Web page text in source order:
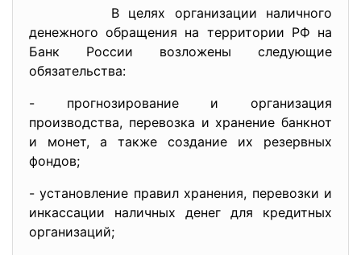
В целях организации наличного
денежного обращения на территории РФ на
Банк России возложены следующие
обязательства:
- прогнозирование и организация
производства, перевозка и хранение банкнот
и монет, а также создание их резервных
фондов;
- установление правил хранения, перевозки и
инкассации наличных денег для кредитных
организаций;